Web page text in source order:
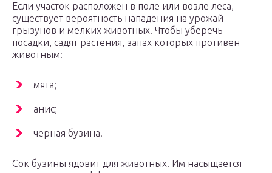
Если участок расположен в поле или возле леса,
существует вероятность нападения на урожай
грызунов и мелких животных. Чтобы уберечь
посадки, садят растения, запах которых противен
животным:
мята;
анис;
черная бузина.
Сок бузины ядовит для животных. Им насыщается